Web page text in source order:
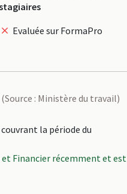
Evaluée sur FormaPro
(Source : Ministère du travail)
la période du
et Financier récemment et est